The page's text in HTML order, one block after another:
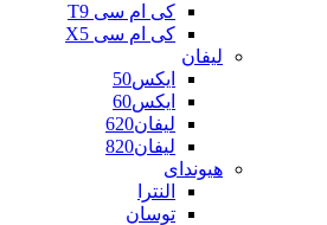
کی ام سی T9
کی ام سی X5
لیفان
ایکس50
ایکس60
لیفان620
لیفان820
هیوندای
النترا
توسان